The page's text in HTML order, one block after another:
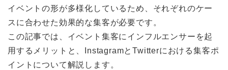
イベントの形が多様化しているため、それぞれのケー
スに合わせた効果的な集客が必要です。
この記事では、イベント集客にインフルエンサーを起
用するメリットと、InstagramとTwitterにおける集客ポ
イントについて解説します。